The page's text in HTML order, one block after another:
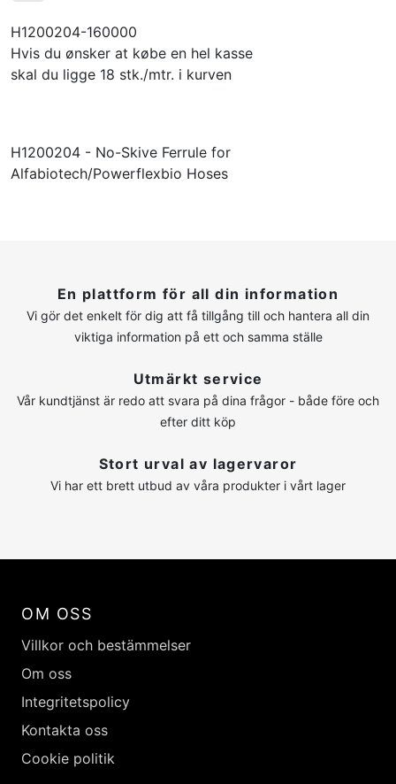
H1200204-160000
Hvis du ønsker at købe en hel kasse
skal du ligge 18 stk./mtr. i kurven
H1200204 - No-Skive Ferrule for
Alfabiotech/Powerflexbio Hoses
En plattform för all din information
Vi gör det enkelt för dig att få tillgång till och hantera all din
viktiga information på ett och samma ställe
Utmärkt service
Vår kundtjänst är redo att svara på dina frågor - både före och
efter ditt köp
Stort urval av lagervaror
Vi har ett brett utbud av våra produkter i vårt lager
OM OSS
Villkor och bestämmelser
Om oss
Integritetspolicy
Kontakta oss
Cookie politik